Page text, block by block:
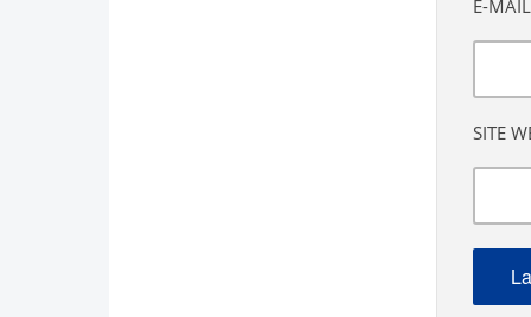
E-MAIL
SITE